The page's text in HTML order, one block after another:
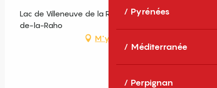
Pyrénées
Méditerranée
Perpignan
Lac de Villeneuve de la Raho, 66180 Villeneuve-
de-la-Raho
M'y rendre